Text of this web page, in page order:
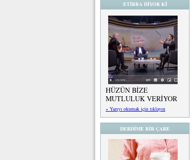
ETİBBA DİYOR Kİ
HÜZÜN BİZE
MUTLULUK VERİYOR
» Yazıyı okumak için tıklayın
DERDİME BİR ÇARE